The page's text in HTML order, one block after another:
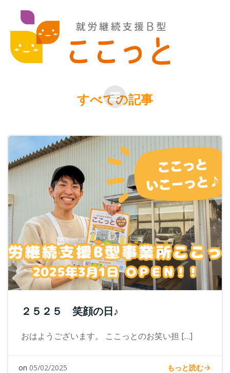
テ
キ
ッ
Posts in すべて
すべての記事
２５２５ 笑顔の日♪
おはようございます。 ここっとのお笑い担 […]
on 05/02/2025 もっと読む